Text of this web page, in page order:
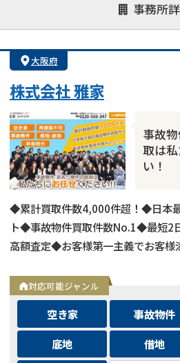
事務所
1億円以上の買
大阪府
株式会社 雅家
事故
取は
い！
◆累計買取件数4,000件超！◆日本
ト◆事故物件買取件数No.1◆最短2
高額査定◆お客様第一主義でお客
対応可能ジャンル
空き家 事故物件
底地
借地